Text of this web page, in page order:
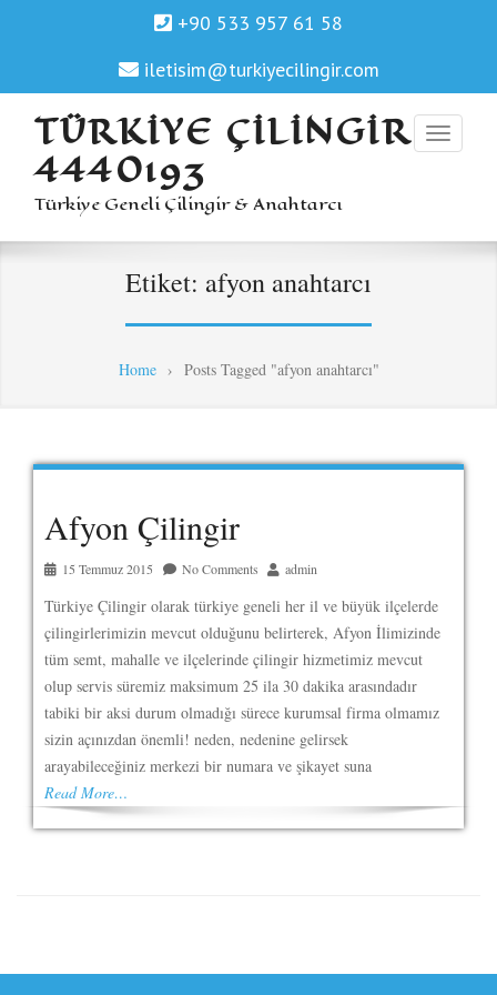
+90 533 957 61 58
iletisim@turkiyecilingir.com
TÜRKIYE ÇILINGIR
4440193
Türkiye Geneli Çilingir & Anahtarcı
Etiket: afyon anahtarcı
Home› Posts Tagged "afyon anahtarcı"
Afyon Çilingir
15 Temmuz 2015 No Comments admin
Türkiye Çilingir olarak türkiye geneli her il ve büyük ilçelerde
çilingirlerimizin mevcut olduğunu belirterek, Afyon İlimizinde
tüm semt, mahalle ve ilçelerinde çilingir hizmetimiz mevcut
olup servis süremiz maksimum 25 ila 30 dakika arasındadır
tabiki bir aksi durum olmadığı sürece kurumsal firma olmamız
sizin açınızdan önemli! neden, nedenine gelirsek
arayabileceğiniz merkezi bir numara ve şikayet suna
Read More…